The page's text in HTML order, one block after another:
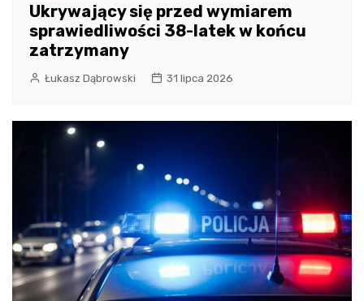
Ukrywający się przed wymiarem
sprawiedliwości 38-latek w końcu
zatrzymany
Łukasz Dąbrowski 31 lipca 2026